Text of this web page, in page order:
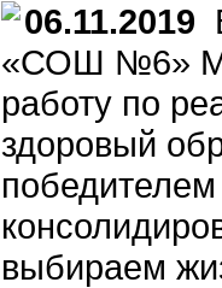
06.11.2019
«СОШ №6»
работу по
здоровый
победителем
выбираем